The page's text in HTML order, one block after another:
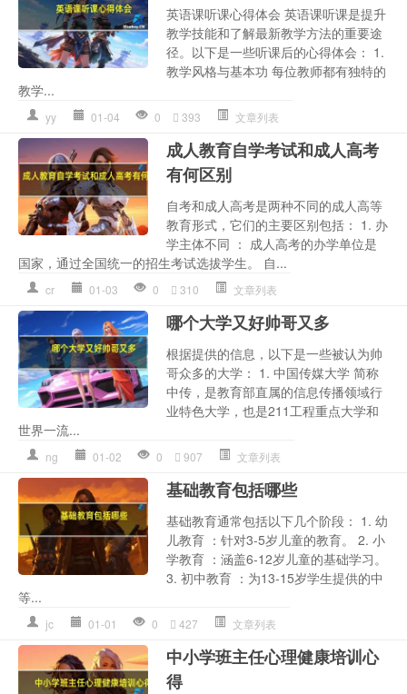
英语课听课心得体会 英语课听课是提升
教学技能和了解最新教学方法的重要途
径。以下是一些听课后的心得体会： 1.
教学风格与基本功 每位教师都有独特的
教学...
yy 01-04 0 393 文章列表
成人教育自学考试和成人高考
有何区别
自考和成人高考是两种不同的成人高等
教育形式，它们的主要区别包括： 1. 办
学主体不同 ： 成人高考的办学单位是
国家，通过全国统一的招生考试选拔学生。 自...
cr 01-03 0 310 文章列表
哪个大学又好帅哥又多
根据提供的信息，以下是一些被认为帅
哥众多的大学： 1. 中国传媒大学 简称
中传，是教育部直属的信息传播领域行
业特色大学，也是211工程重点大学和
世界一流...
ng 01-02 0 907 文章列表
基础教育包括哪些
基础教育通常包括以下几个阶段： 1. 幼
儿教育 ：针对3-5岁儿童的教育。 2. 小
学教育 ：涵盖6-12岁儿童的基础学习。
3. 初中教育 ：为13-15岁学生提供的中
等...
jc 01-01 0 427 文章列表
中小学班主任心理健康培训心
得